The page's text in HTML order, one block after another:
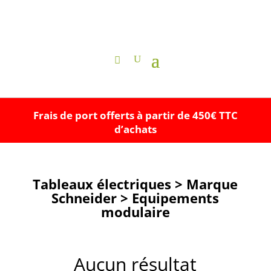
Frais de port offerts à partir de 450€ TTC
d’achats
Tableaux électriques > Marque
Schneider > Equipements
modulaire
Aucun résultat